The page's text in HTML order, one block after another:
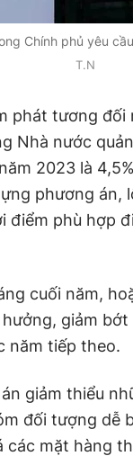
Chính phủ yêu
T.N
phát tương
Nhà nước
2023 là
phương án,
điểm phù hợp
cuối năm,
giảm
năm tiếp theo.
giảm thiểu
đối tượng dễ
các mặt hàng